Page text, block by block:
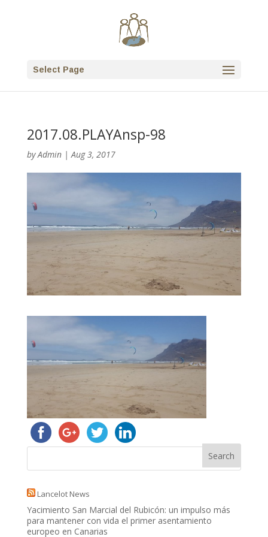
Select Page
2017.08.PLAYAnsp-98
byAdmin|Aug 3, 2017
Lancelot News
Yacimiento San Marcial del Rubicón: un impulso más
para mantener con vida el primer asentamiento
europeo en Canarias